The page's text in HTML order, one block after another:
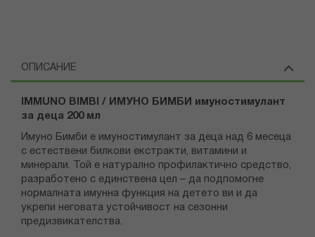
ОПИСАНИЕ
IMMUNO BIMBI / ИМУНО БИМБИ имуностимулант
за деца 200 мл
Имуно Бимби е имуностимулант за деца над 6 месеца
с естествени билкови екстракти, витамини и
минерали. Той е натурално профилактично средство,
разработено с единствена цел – да подпомогне
нормалната имунна функция на детето ви и да
укрепи неговата устойчивост на сезонни
предизвикателства.